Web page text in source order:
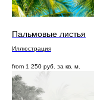
Пальмовые листья
Иллюстрация
from 1 250 руб. за кв. м.